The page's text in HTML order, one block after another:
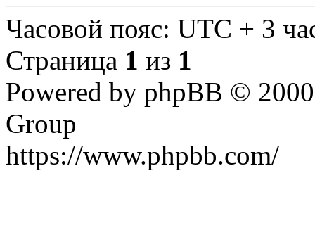
Часовой пояс: UTC + 3
Страница 1 из 1
Powered by phpBB ©
Group
https://www.phpbb.com/